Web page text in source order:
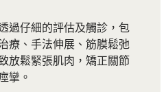
過仔細的評估及觸診，包
療、手法伸展、筋膜鬆弛
放鬆緊張肌肉，矯正關節
攣。